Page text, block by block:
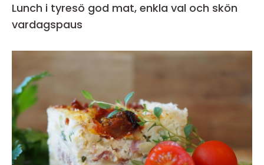
Lunch i tyresö god mat, enkla val och skön
vardagspaus